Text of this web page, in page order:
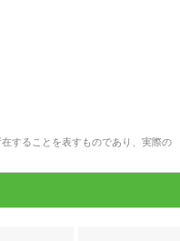
することを表すものであり、実際の